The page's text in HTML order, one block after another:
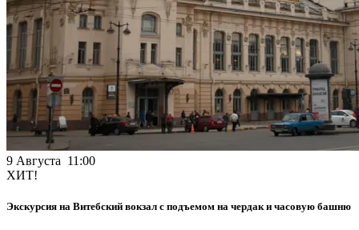
9 Августа 11:00
ХИТ!
Экскурсия на Витебский вокзал с подъемом на чердак и часовую башню